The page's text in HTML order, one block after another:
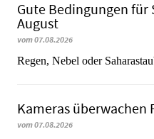
Gute Bedingungen
August
vom 07.08.2026
Regen, Nebel oder
Kameras überwachen
vom 07.08.2026